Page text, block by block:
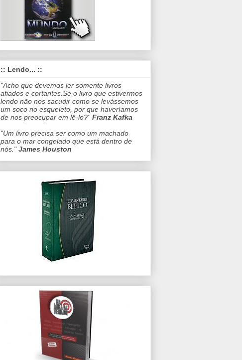
:: Lendo... ::
"Acho que devemos ler somente livros
afiados e cortantes.Se o livro que estivermos
lendo não nos sacudir como se levássemos
um soco no esqueleto, por que haveríamos
de nos preocupar em lê-lo?"Franz Kafka
"Um livro precisa ser como um machado
para o mar congelado que está dentro de
nós."James Houston